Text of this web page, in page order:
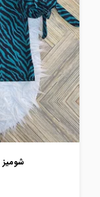
شومیز